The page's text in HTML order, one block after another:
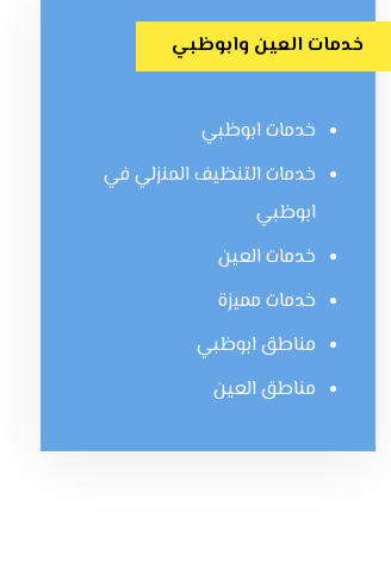
خدمات العين وابوظبي
خدمات ابوظبي
خدمات التنظيف المنزلي في
ابوظبي
خدمات العين
خدمات مميزة
مناطق ابوظبي
مناطق العين